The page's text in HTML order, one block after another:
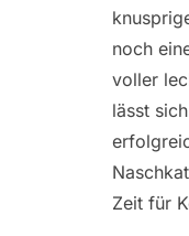
noch
voller
lässt
Zeit für